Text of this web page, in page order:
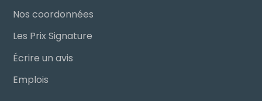
Nos coordonnées
Les Prix Signature
Écrire un avis
Emplois